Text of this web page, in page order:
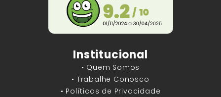
Institucional
• Quem Somos
• Trabalhe Conosco
• Políticas de Privacidade